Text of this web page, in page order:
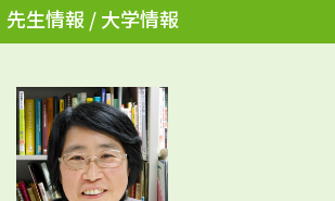
個人情報取扱規定
訂正のご案内
先生情報 / 大学情報